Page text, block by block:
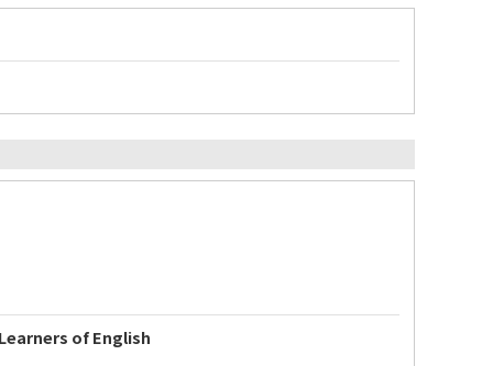
of English